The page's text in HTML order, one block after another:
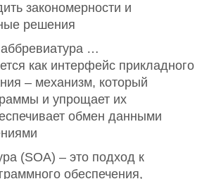
закономерности и
решения
…
как интерфейс прикладного
– механизм, который
и упрощает их
обмен данными
(SOA) – это подход к
обеспечения,